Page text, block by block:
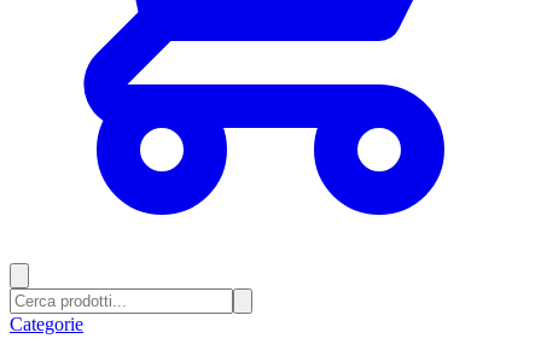
Categorie